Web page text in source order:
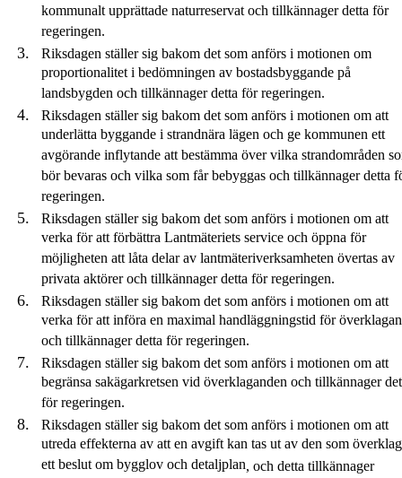
kommunalt upprättade naturreservat och tillkännager detta för
regeringen.
Riksdagen ställer sig bakom det som anförs i motionen om
proportionalitet i bedömningen av bostadsbyggande på
landsbygden och tillkännager detta för regeringen.
Riksdagen ställer sig bakom det som anförs i motionen om att
underlätta byggande i strandnära lägen och ge kommunen ett
avgörande inflytande att bestämma över vilka strandområden
bör bevaras och vilka som får bebyggas och tillkännager detta
regeringen.
Riksdagen ställer sig bakom det som anförs i motionen om att
verka för att förbättra Lantmäteriets service och öppna för
möjligheten att låta delar av lantmäteriverksamheten övertas av
privata aktörer och tillkännager detta för regeringen.
Riksdagen ställer sig bakom det som anförs i motionen om att
verka för att införa en maximal handläggningstid för
och tillkännager detta för regeringen.
Riksdagen ställer sig bakom det som anförs i motionen om att
begränsa sakägarkretsen vid överklaganden och tillkännager
för regeringen.
Riksdagen ställer sig bakom det som anförs i motionen om att
utreda effekterna av att en avgift kan tas ut av den som
ett beslut om bygglov och detaljplan, och detta tillkännager